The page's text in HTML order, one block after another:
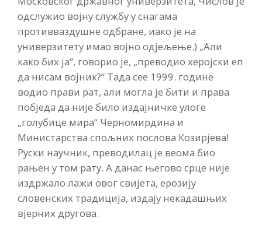
одслужио војну службу у снагама
противваздушне одбране, иако је на
универзитету имао војно одјељење.) „Али
како бих ја“, говорио је, „преводио херојски еп
да нисам војник?“ Тада сее 1999. године
водио прави рат, али могла је бити и права
побједа да није било издајничке улоге
„голубице мира“ Черномирдина и
Министарства спољних послова Козирјева!
Руски научник, преводилац је веома био
рањен у том рату. А данас његово срце није
издржало лажи овог свијета, ерозију
словенских традиција, издају некадашњих
вјерних другова.